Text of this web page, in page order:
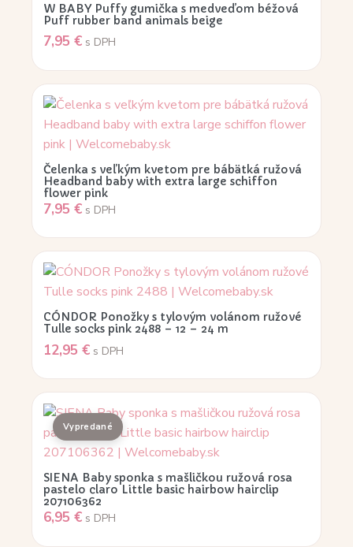
W BABY Puffy gumička s medveďom béžová
Puff rubber band animals beige
7,95 € s DPH
Čelenka s veľkým kvetom pre bábätká ružová
Headband baby with extra large schiffon
flower pink
7,95 € s DPH
CÓNDOR Ponožky s tylovým volánom ružové
Tulle socks pink 2488 – 12 – 24 m
12,95 € s DPH
SIENA Baby sponka s mašličkou ružová rosa
pastelo claro Little basic hairbow hairclip
207106362
6,95 € s DPH